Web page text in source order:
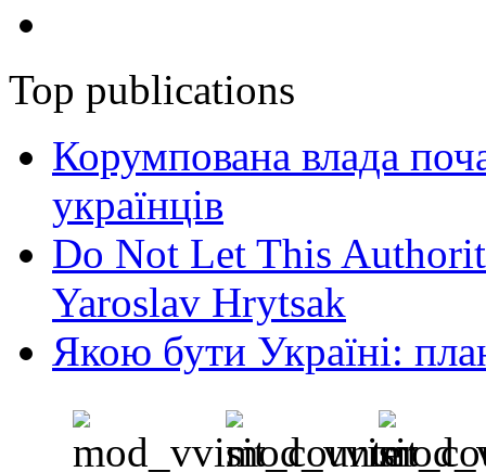
Top publications
Корумпована влада
українців
Do Not Let This
Yaroslav Hrytsak
Якою бути Україні: